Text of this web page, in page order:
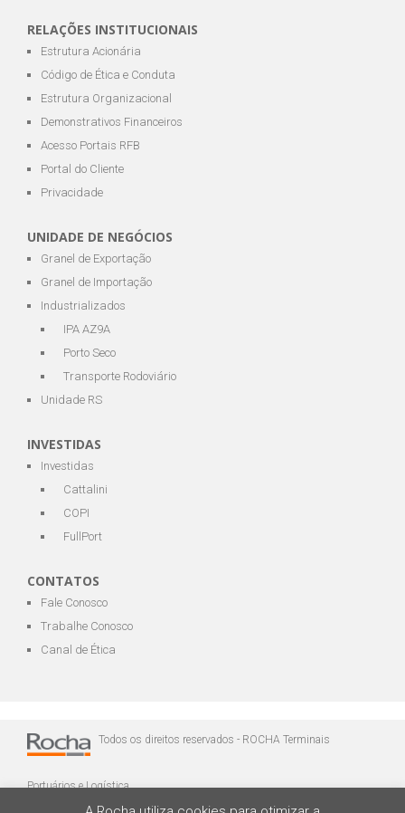
RELAÇÕES INSTITUCIONAIS
Estrutura Acionária
Código de Ética e Conduta
Estrutura Organizacional
Demonstrativos Financeiros
Acesso Portais RFB
Portal do Cliente
Privacidade
UNIDADE DE NEGÓCIOS
Granel de Exportação
Granel de Importação
Industrializados
IPA AZ9A
Porto Seco
Transporte Rodoviário
Unidade RS
INVESTIDAS
Investidas
Cattalini
COPI
FullPort
CONTATOS
Fale Conosco
Trabalhe Conosco
Canal de Ética
Todos os direitos reservados - ROCHA Terminais
Portuários e Logística